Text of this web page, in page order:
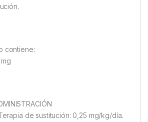
contiene:
de sustitución: 0,25 mg/kg/día.